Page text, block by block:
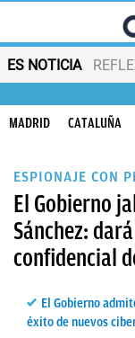
ES NOTICIA
MADRID CATALUÑA
ESPIONAJE CON
El Gobierno
Sánchez:
confidencial
El Gobierno
éxito de nuevos